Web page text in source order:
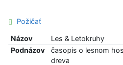
Požičať
Názov
Les & Letokruhy
Podnázov
časopis o lesnom
dreva